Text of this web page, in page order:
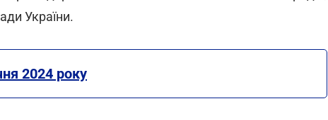
України.
2024 року